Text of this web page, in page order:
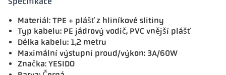
Materiál: TPE + plášť z hliníkové slitiny
Typ kabelu: PE jádrový vodič, PVC vnější plášť
Délka kabelu: 1,2 metru
Maximální výstupní proud/výkon: 3A/60W
Značka: YESIDO